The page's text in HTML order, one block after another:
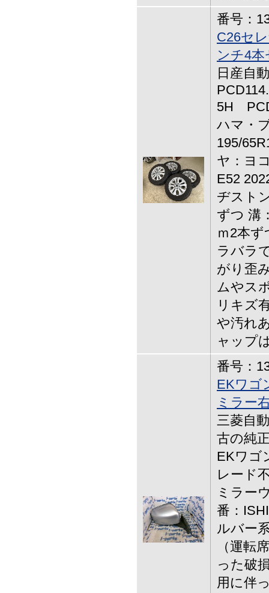
番号：
C26セ
ンチ4
日産自
5H
ハマ・
195/
ヤ：ヨ
E52
ヂスト
ずつ 溝
ｍ2本
ラバラ
がり歪
ムやス
リキズ
や汚れ
ャップ
番号：
EKワゴ
ミラー
三菱自
古の純
EKワ
レード
ミラー
番：
ルバー
（運転
った破
用に伴